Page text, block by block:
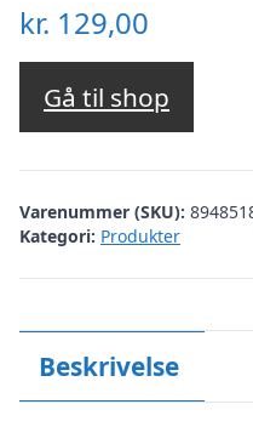
kr. 129,00
Gå til shop
Varenummer (SKU):
Kategori: Produkter
Beskrivelse